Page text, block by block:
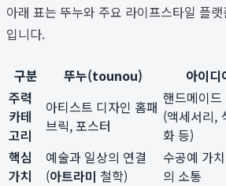
아래 표는 뚜누와 주요 라이프스타일 플
입니다.
구분 뚜누(tounou) 아이디
주력
카테
고리
아티스트 디자인 홈패
브릭, 포스터
핸드메이드
(액세서리,
화 등)
핵심
가치
예술과 일상의 연결
(아트라미 철학)
수공예 가
의 소통